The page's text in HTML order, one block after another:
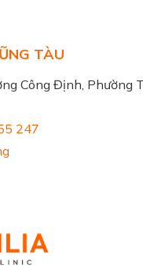
TÀU
Công Định, Phường
247